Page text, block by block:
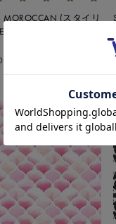
MOROCCAN (スタイリ
ロッカン・フォレスト
円(税込1,210円)